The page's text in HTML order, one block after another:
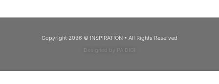
Copyright 2026 © INSPIRATION • All Rights Reserved
Designed by PAIDIGI